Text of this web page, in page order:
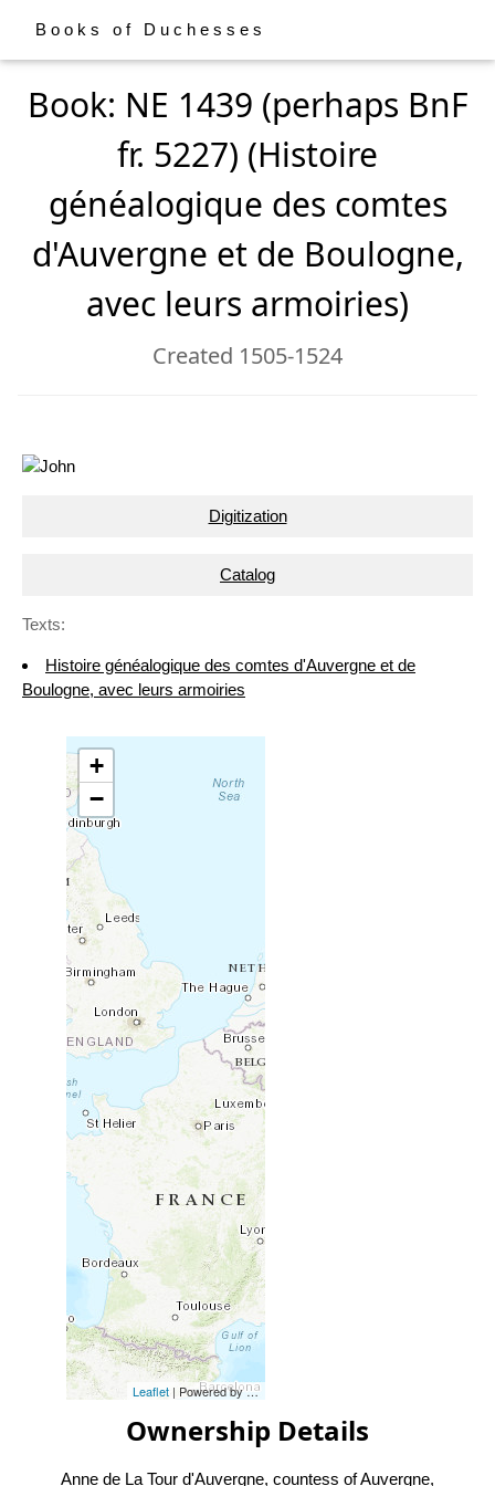
Books of Duchesses
Book: NE 1439 (perhaps BnF
fr. 5227) (Histoire
généalogique des comtes
d'Auvergne et de Boulogne,
avec leurs armoiries)
Created 1505-1524
Digitization
Catalog
Texts:
Histoire généalogique des comtes d'Auvergne et de
Boulogne, avec leurs armoiries
+
−
Leaflet| Powered byEsri
Ownership Details
Anne de La Tour d'Auvergne, countess of Auvergne,